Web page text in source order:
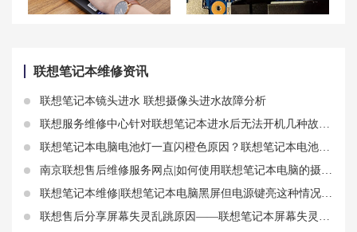
联想笔记本维修资讯
联想笔记本镜头进水 联想摄像头进水故障分析
联想服务维修中心针对联想笔记本进水后无法开机几种故障情况分析
联想笔记本电脑电池灯一直闪橙色原因？联想笔记本电池更换攻略
南京联想售后维修服务网点|如何使用联想笔记本电脑的摄像头快捷键 如何快速找到联想笔记本电脑的摄像头开关
联想笔记本维修|联想笔记本电脑黑屏但电源键亮这种情况怎么办
联想售后分享屏幕失灵乱跳原因——联想笔记本屏幕失灵乱跳怎么办